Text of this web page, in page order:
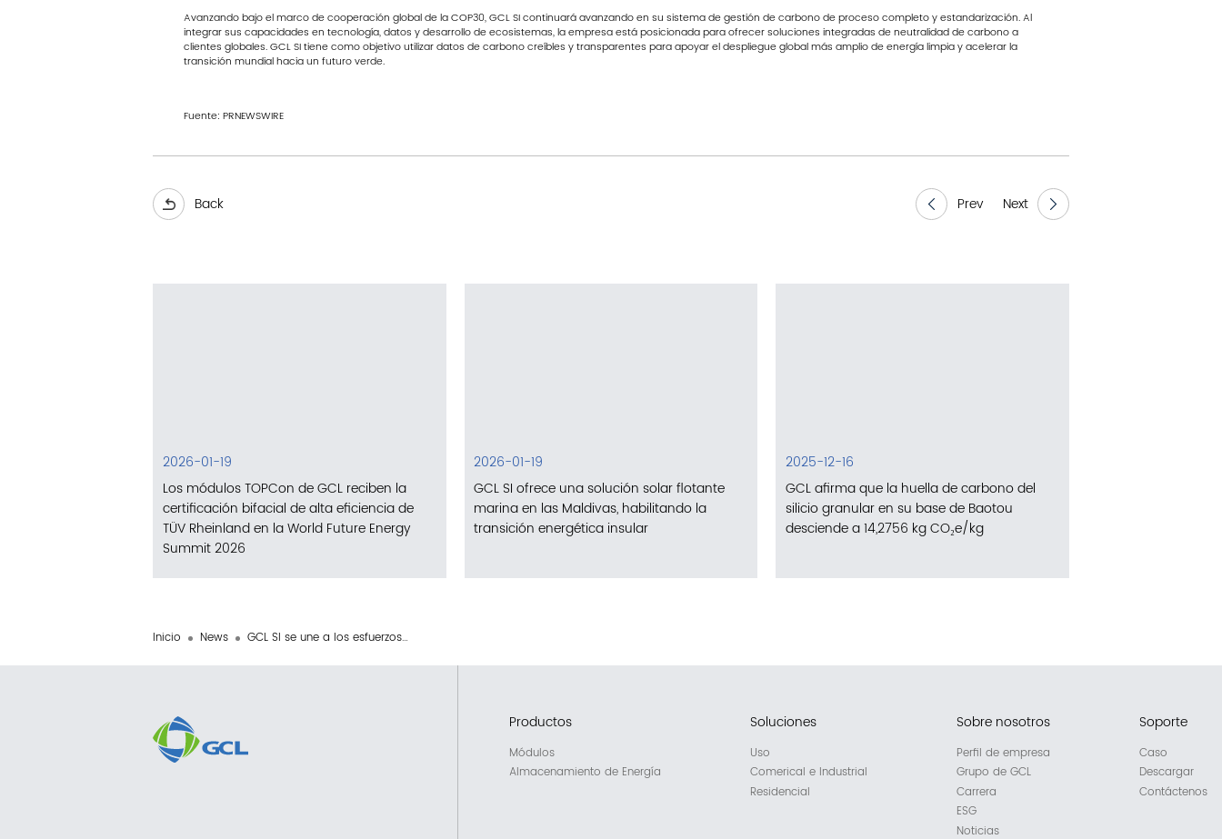
Avanzando bajo el marco de cooperación global de la COP30, GCL SI continuará avanzando en su sistema de gestión de carbono de proceso completo y estandarización. Al
integrar sus capacidades en tecnología, datos y desarrollo de ecosistemas, la empresa está posicionada para ofrecer soluciones integradas de neutralidad de carbono a
clientes globales. GCL SI tiene como objetivo utilizar datos de carbono creíbles y transparentes para apoyar el despliegue global más amplio de energía limpia y acelerar la
transición mundial hacia un futuro verde.
Fuente: PRNEWSWIRE
Back Prev Next
2026-01-19
Los módulos TOPCon de GCL reciben la
certificación bifacial de alta eficiencia de
TÜV Rheinland en la World Future Energy
Summit 2026
2026-01-19
GCL SI ofrece una solución solar flotante
marina en las Maldivas, habilitando la
transición energética insular
2025-12-16
GCL afirma que la huella de carbono del
silicio granular en su base de Baotou
desciende a 14,2756 kg CO₂e/kg
Inicio News GCL SI se une a los esfuerzos de la COP30 para estandarizar los créditos de carbono globales
Productos
Módulos
Almacenamiento de Energía
Soluciones
Uso
Comerical e Industrial
Residencial
Sobre nosotros
Perfil de empresa
Grupo de GCL
Carrera
ESG
Noticias
Soporte
Caso
Descargar
Contáctenos